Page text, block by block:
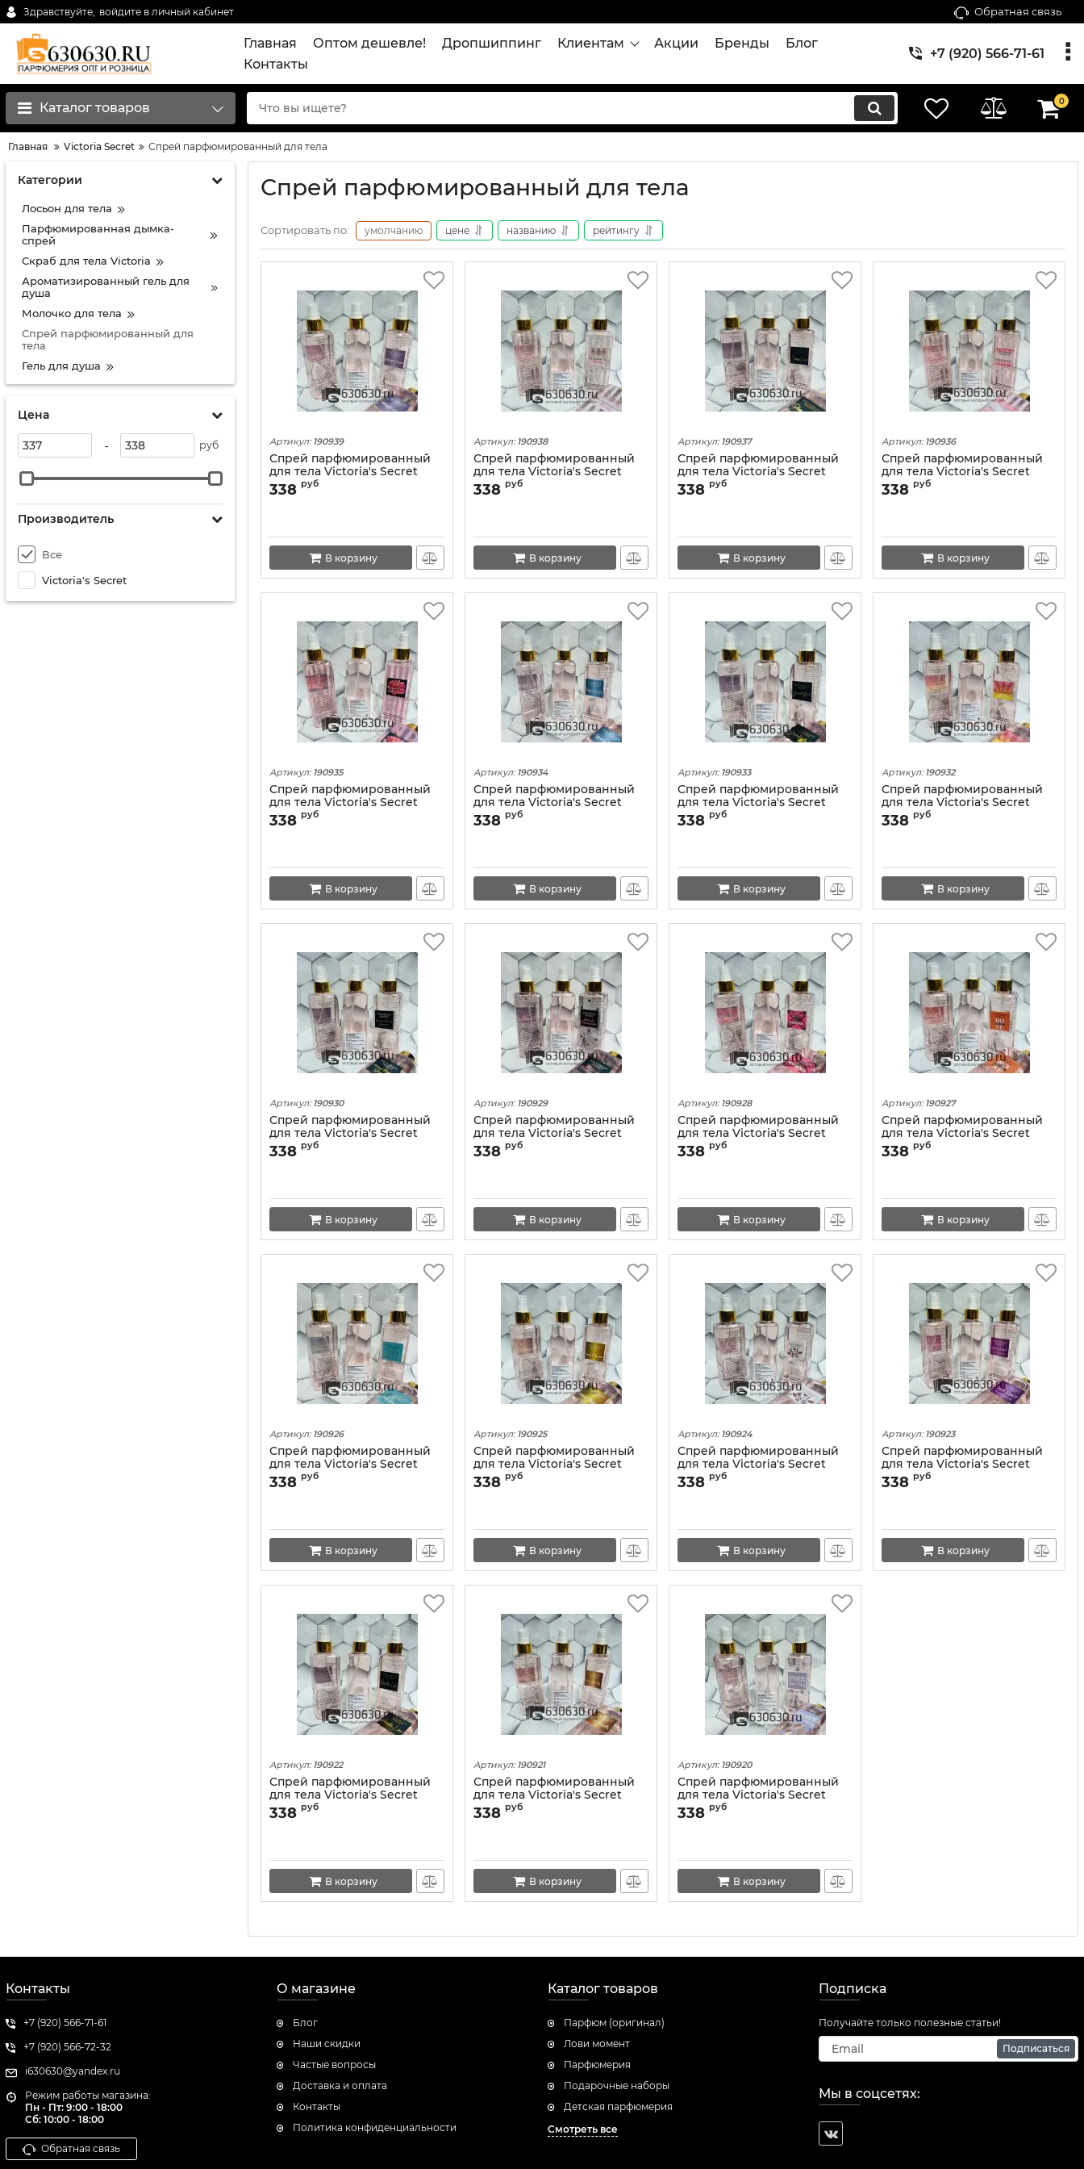
Здравствуйте, войдите в личный кабинет Обратная связь
Главная Оптом дешевле! Дропшиппинг Клиентам Акции Бренды
Блог
Контакты
+7 (920) 566-71-61
Каталог товаров 0
Главная Victoria Secret Спрей парфюмированный для тела
Категории
Лосьон для тела
Парфюмированная дымка-
спрей
Скраб для тела Victoria
Ароматизированный гель для
душа
Молочко для тела
Спрей парфюмированный для
тела
Гель для душа
Цена
- руб
Производитель
Все
Victoria's Secret
Спрей парфюмированный для тела
Сортировать по: умолчанию цене названию рейтингу
Артикул: 190939
Спрей парфюмированный
для тела Victoria's Secret
"Midnight Blossom" 250 ml
338 руб
В корзину
Артикул: 190938
Спрей парфюмированный
для тела Victoria's Secret
"Bombshell Holiday" 250 ml
338 руб
В корзину
Артикул: 190937
Спрей парфюмированный
для тела Victoria's Secret
"Sheer Love" 250 ml
338 руб
В корзину
Артикул: 190936
Спрей парфюмированный
для тела Victoria's Secret
"Bombshell" 250 ml
338 руб
В корзину
Артикул: 190935
Спрей парфюмированный
для тела Victoria's Secret
"Bombshell Wild Flowers" 250
ml
338 руб
В корзину
Артикул: 190934
Спрей парфюмированный
для тела Victoria's Secret
"Aqua Kiss" 250 ml
338 руб
В корзину
Артикул: 190933
Спрей парфюмированный
для тела Victoria's Secret
"Sensual Blush" 250 ml
338 руб
В корзину
Артикул: 190932
Спрей парфюмированный
для тела Victoria's Secret
"Bombshell Paradise" 250 ml
338 руб
В корзину
Артикул: 190930
Спрей парфюмированный
для тела Victoria's Secret
"Velvet Petals Shimmer" 250
ml
338 руб
В корзину
Артикул: 190929
Спрей парфюмированный
для тела Victoria's Secret
"Dark Romantic" 250 ml
338 руб
В корзину
Артикул: 190928
Спрей парфюмированный
для тела Victoria's Secret
"Tease Heartbreaker" 250 ml
338 руб
В корзину
Артикул: 190927
Спрей парфюмированный
для тела Victoria's Secret
"Hardcore Rose" 250 ml
338 руб
В корзину
Артикул: 190926
Спрей парфюмированный
для тела Victoria's Secret
"Very Sexy Sea" 250 ml
338 руб
В корзину
Артикул: 190925
Спрей парфюмированный
для тела Victoria's Secret
"Coconut Passion" 250 ml
338 руб
В корзину
Артикул: 190924
Спрей парфюмированный
для тела Victoria's Secret
"Just A Kiss" 250 ml
338 руб
В корзину
Артикул: 190923
Спрей парфюмированный
для тела Victoria's Secret
"Love Spell Untamed" 250 ml
338 руб
В корзину
Артикул: 190922
Спрей парфюмированный
для тела Victoria's Secret
"Vanilla Lace" 250 ml
338 руб
В корзину
Артикул: 190921
Спрей парфюмированный
для тела Victoria's Secret
"Bare Vanilla" 250 ml
338 руб
В корзину
Артикул: 190920
Спрей парфюмированный
для тела Victoria's Secret
"PINK Sweet & Flirty" 250 ml
338 руб
В корзину
Контакты
+7 (920) 566-71-61
+7 (920) 566-72-32
i630630@yandex.ru
Режим работы магазина:
Пн - Пт: 9:00 - 18:00
Сб: 10:00 - 18:00
Обратная связь
О магазине
Блог
Наши скидки
Частые вопросы
Доставка и оплата
Контакты
Политика конфиденциальности
Каталог товаров
Парфюм (оригинал)
Лови момент
Парфюмерия
Подарочные наборы
Детская парфюмерия
Смотреть все
Подписка
Получайте только полезные статьи!
Подписаться
Мы в соцсетях: